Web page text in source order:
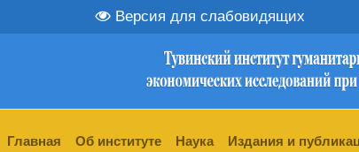
Версия для слабовидящих
Главная Об институте Наука Издания и